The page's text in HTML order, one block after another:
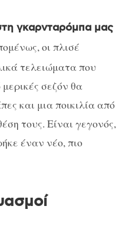
γκαρνταρόμπα μας
οι πλισέ
τελειώματα που
σεζόν θα
και μια ποικιλία από
τους. Είναι γεγονός,
έναν νέο, πιο